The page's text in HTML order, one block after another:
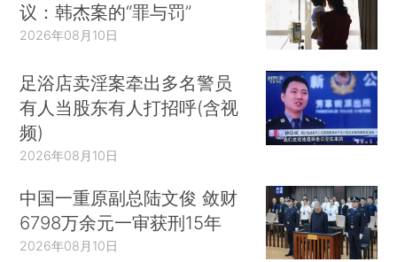
议：韩杰案的“罪与罚”
2026年08月10日
足浴店卖淫案牵出多名警员
有人当股东有人打招呼(含视
频)
2026年08月10日
中国一重原副总陆文俊 敛财
6798万余元一审获刑15年
2026年08月10日